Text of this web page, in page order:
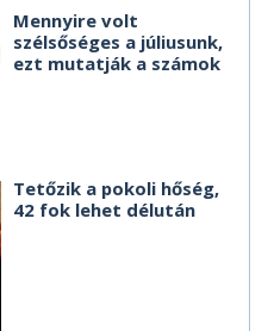
Mennyire volt
szélsőséges a júliusunk,
ezt mutatják a számok
Tetőzik a pokoli hőség,
42 fok lehet délután